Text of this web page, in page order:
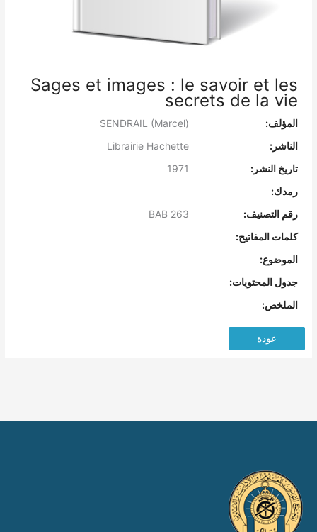
Sages et images : le savoir et les
secrets de la vie
المؤلف:
الناشر:
Librairie Hachette
تاريخ النشر:
رمدك:
رقم التصنيف:
كلمات المفاتيح:
الموضوع:
جدول المحتويات:
الملخص:
عودة